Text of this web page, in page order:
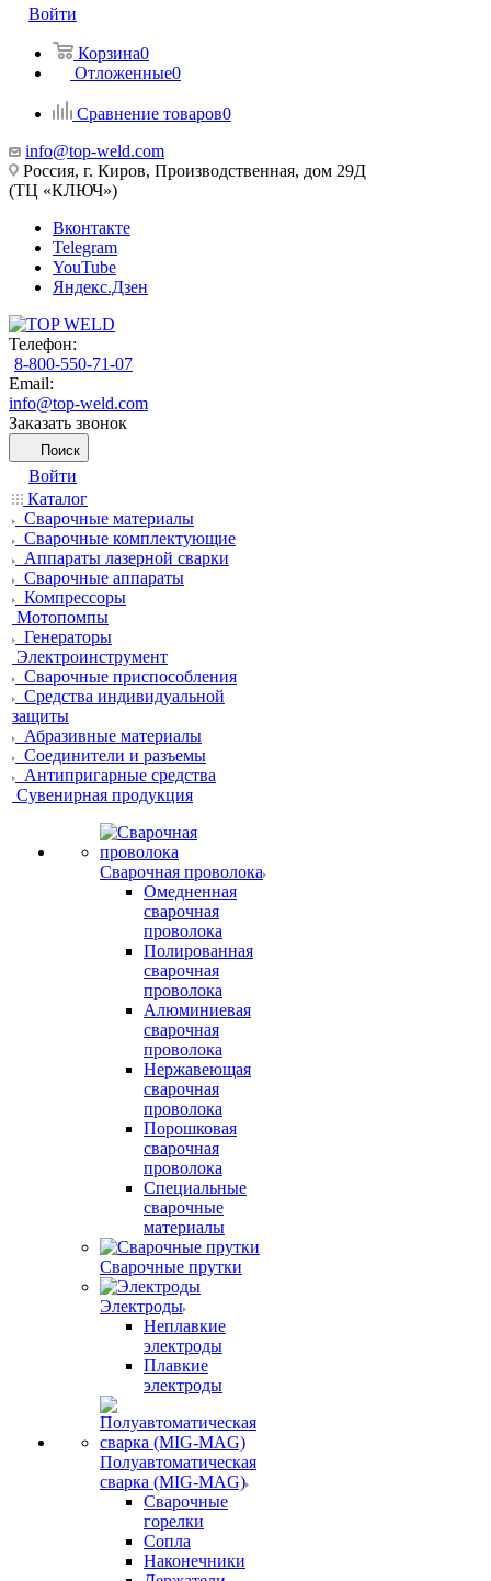
Войти
Корзина0
Отложенные0
Сравнение товаров0
info@top-weld.com
Россия, г. Киров, Производственная, дом 29Д
(ТЦ «КЛЮЧ»)
Вконтакте
Telegram
YouTube
Яндекс.Дзен
Телефон:
8-800-550-71-07
Email:
info@top-weld.com
Заказать звонок
Поиск
Войти
Каталог
Сварочные материалы
Сварочные комплектующие
Аппараты лазерной сварки
Сварочные аппараты
Компрессоры
Мотопомпы
Генераторы
Электроинструмент
Сварочные приспособления
Средства индивидуальной
защиты
Абразивные материалы
Соединители и разъемы
Антипригарные средства
Сувенирная продукция
Сварочная проволока
Омедненная
сварочная
проволока
Полированная
сварочная
проволока
Алюминиевая
сварочная
проволока
Нержавеющая
сварочная
проволока
Порошковая
сварочная
проволока
Специальные
сварочные
материалы
Сварочные прутки
Электроды
Неплавкие
электроды
Плавкие
электроды
Полуавтоматическая
сварка (MIG-MAG)
Сварочные
горелки
Сопла
Наконечники